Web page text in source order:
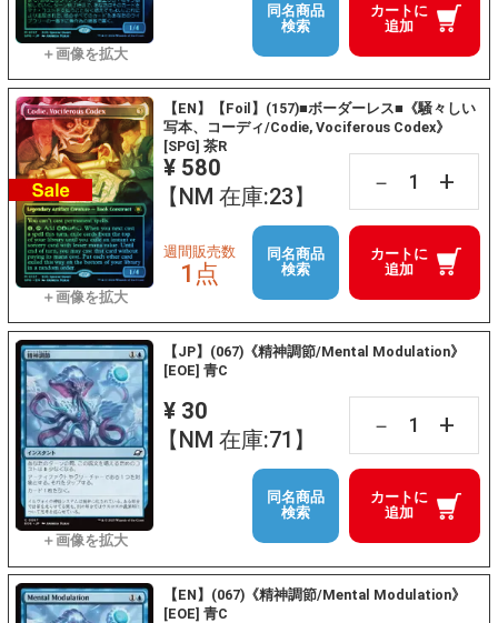
カートに
追加
同名商品
検索
【EN】【Foil】(157)■ボーダーレス■《騒々しい
写本、コーディ/Codie, Vociferous Codex》
[SPG] 茶R
¥ 580
【NM 在庫:23】
－ +
カートに
追加
週間販売数
1点
同名商品
検索
【JP】(067)《精神調節/Mental Modulation》
[EOE] 青C
¥ 30
【NM 在庫:71】
－ +
カートに
追加
同名商品
検索
【EN】(067)《精神調節/Mental Modulation》
[EOE] 青C